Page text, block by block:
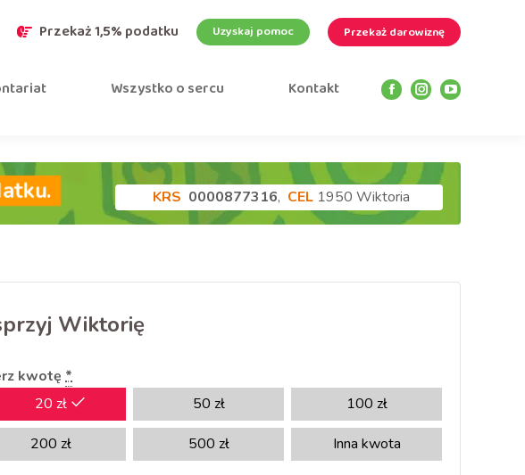
Przekaż 1,5% podatku Uzyskaj pomoc Przekaż darowiznę
Wszystko o sercu Kontakt
Facebook
in
new
window
Instagram
in
new
YouTube
in
KRS 0000877316, CEL 1950 Wiktoria
Wiktorię
kwotę *
20 zł 50 zł 100 zł
200 zł 500 zł Inna kwota